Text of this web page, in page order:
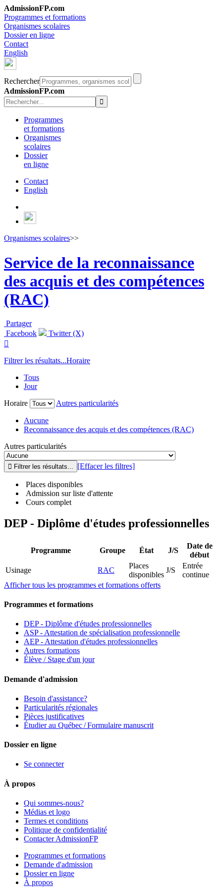
AdmissionFP.com
Programmes et formations
Organismes scolaires
Dossier en ligne
Contact
English
Rechercher
AdmissionFP.com
Programmes
et formations
Organismes
scolaires
Dossier
en ligne
Contact
English
Organismes scolaires>>
Service de la reconnaissance
des acquis et des compétences
(RAC)
Partager
Facebook
Twitter (X)

Filtrer les résultats...Horaire
Tous
Jour
Horaire
Autres particularités
Aucune
Reconnaissance des acquis et des compétences (RAC)
Autres particularités
[Effacer les filtres]
Places disponibles
Admission sur liste d'attente
Cours complet
DEP - Diplôme d'études professionnelles
Programme Groupe État J/S
Date de
début
Usinage
RAC
Places
disponibles
J/S
Entrée
continue
Afficher tous les programmes et formations offerts
Programmes et formations
DEP - Diplôme d'études professionnelles
ASP - Attestation de spécialisation professionnelle
AEP - Attestation d'études professionnelles
Autres formations
Élève / Stage d'un jour
Demande d'admission
Besoin d'assistance?
Particularités régionales
Pièces justificatives
Étudier au Québec / Formulaire manuscrit
Dossier en ligne
Se connecter
À propos
Qui sommes-nous?
Médias et logo
Termes et conditions
Politique de confidentialité
Contacter AdmissionFP
Programmes et formations
Demande d'admission
Dossier en ligne
À propos